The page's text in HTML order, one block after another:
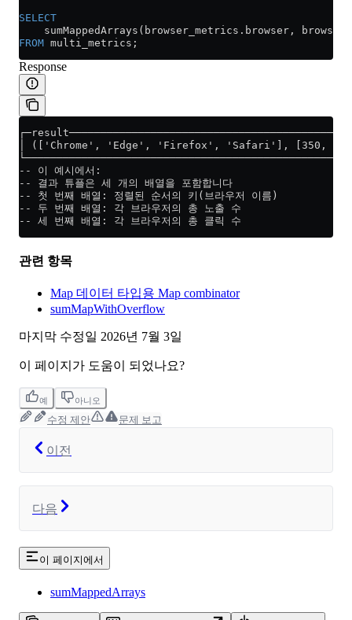
SELECT
    sumMappedArrays(
browser_metrics . browser ,
FROM multi_metrics;
Response
│ (['Chrome', 'Edge', 'Firefox', 'Safari'], [350,
-- 이 예시에서:
-- 결과 튜플은 세 개의 배열을 포함합니다
-- 첫 번째 배열: 정렬된 순서의 키(브라우저 이름)
-- 두 번째 배열: 각 브라우저의 총 노출 수
-- 세 번째 배열: 각 브라우저의 총 클릭 수
관련 항목
Map 데이터 타입용 Map combinator
sumMapWithOverflow
마지막 수정일 2026년 7월 3일
이 페이지가 도움이 되었나요?
예 아니오
수정 제안 문제 보고
이전
다음
이 페이지에서
sumMappedArrays